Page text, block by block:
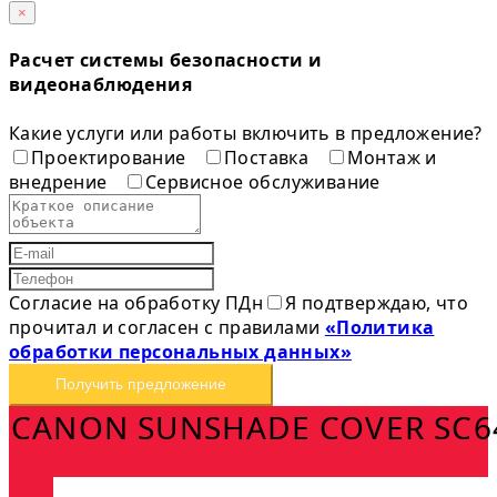
×
Расчет системы безопасности и
видеонаблюдения
Какие услуги или работы включить в предложение?
Проектирование
Поставка
Монтаж и
внедрение
Сервисное обслуживание
Согласие на обработку ПДн
Я подтверждаю, что
прочитал и согласен с правилами «Политика
обработки персональных данных»
Получить предложение
CANON SUNSHADE COVER